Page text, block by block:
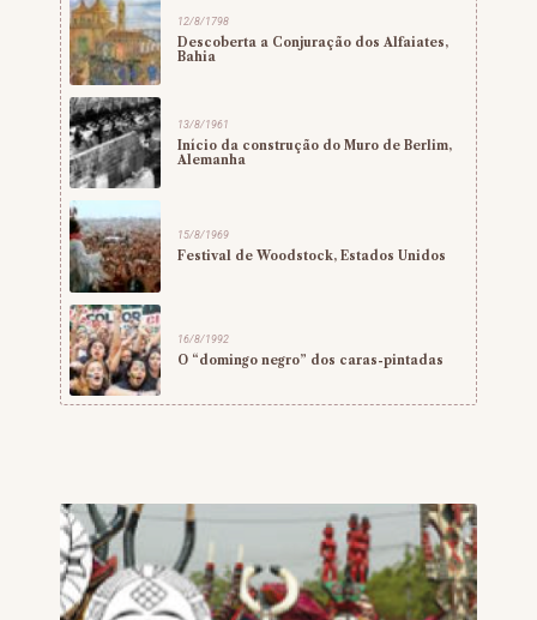
12/8/1798
Descoberta a Conjuração dos Alfaiates,
Bahia
13/8/1961
Início da construção do Muro de Berlim,
Alemanha
15/8/1969
Festival de Woodstock, Estados Unidos
16/8/1992
O “domingo negro” dos caras-pintadas